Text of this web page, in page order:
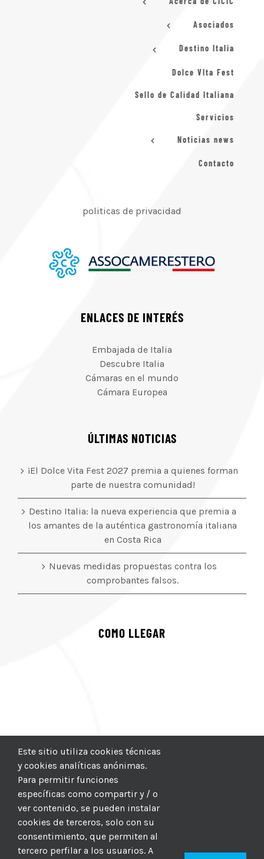
Asociados
Destino Italia
Dolce VIta Fest
Sello de Calidad Italiana
Servicios
Noticias news
Contacto
politicas de privacidad
ENLACES DE INTERÉS
Embajada de Italia
Descubre Italia
Cámaras en el mundo
Cámara Europea
ÚLTIMAS NOTICIAS
¡El Dolce Vita Fest 2027 premia a quienes forman
parte de nuestra comunidad!
Destino Italia: la nueva experiencia que premia a
los amantes de la auténtica gastronomía italiana
en Costa Rica
Nuevas medidas propuestas contra los
comprobantes falsos.
COMO LLEGAR
Este sitio utiliza cookies técnicas
y cookies analíticas anónimas.
Para permitir funciones
específicas como compartir y / o
ver contenido, se pueden instalar
cookies de terceros, solo con su
consentimiento, que permiten al
tercero perfilar a los usuarios. A